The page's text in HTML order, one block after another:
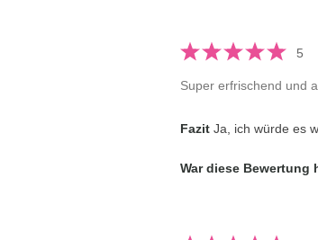
5
Super erfrischend und
FazitJa, ich würde es
War diese Bewertung